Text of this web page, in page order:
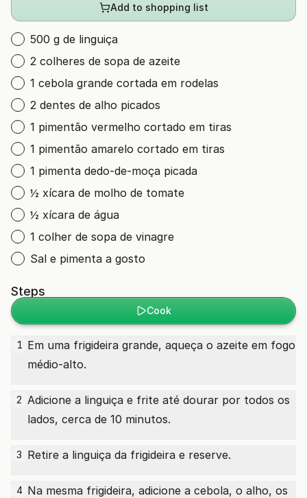
Add to shopping list
500 g de linguiça
2 colheres de sopa de azeite
1 cebola grande cortada em rodelas
2 dentes de alho picados
1 pimentão vermelho cortado em tiras
1 pimentão amarelo cortado em tiras
1 pimenta dedo-de-moça picada
½ xícara de molho de tomate
½ xícara de água
1 colher de sopa de vinagre
Sal e pimenta a gosto
Steps
Cook
1 Em uma frigideira grande, aqueça o azeite em fogo
médio-alto.
2 Adicione a linguiça e frite até dourar por todos os
lados, cerca de 10 minutos.
3 Retire a linguiça da frigideira e reserve.
4 Na mesma frigideira, adicione a cebola, o alho, os